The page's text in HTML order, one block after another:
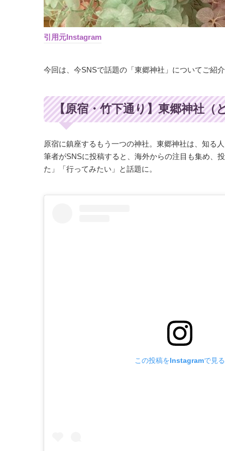
引用元Instagram
今回は、今SNSで話題の「東郷神社」についてご紹
【原宿・竹下通り】東郷神社（
原宿に鎮座するもう一つの神社。東郷神社は、知る
筆者がSNSに投稿すると、海外からの注目も集め、
た」「行ってみたい」と話題に。
この投稿をInstagramで見る